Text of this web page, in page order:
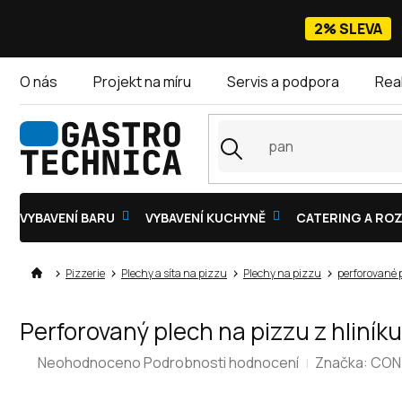
2% SLEVA
O nás Projekt na míru Servis a podpora
VYBAVENÍ BARU VYBAVENÍ KUCHYNĚ CATERING A
Pizzerie Plechy a síta na pizzu Plechy na pizzu perforované
Perforovaný plech na pizzu z
Průměrné
NeohodnocenoPodrobnosti hodnocení Značka: